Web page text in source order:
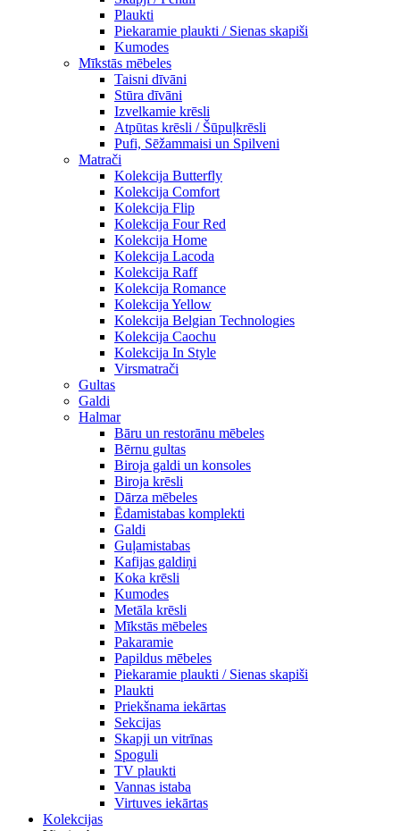
Plaukti
Piekaramie plaukti / Sienas skapiši
Kumodes
Mīkstās mēbeles
Taisni dīvāni
Stūra dīvāni
Izvelkamie krēsli
Atpūtas krēsli / Šūpuļkrēsli
Pufi, Sēžammaisi un Spilveni
Matrači
Kolekcija Butterfly
Kolekcija Comfort
Kolekcija Flip
Kolekcija Four Red
Kolekcija Home
Kolekcija Lacoda
Kolekcija Raff
Kolekcija Romance
Kolekcija Yellow
Kolekcija Belgian Technologies
Kolekcija Caochu
Kolekcija In Style
Virsmatrači
Gultas
Galdi
Halmar
Bāru un restorānu mēbeles
Bērnu gultas
Biroja galdi un konsoles
Biroja krēsli
Dārza mēbeles
Ēdamistabas komplekti
Galdi
Guļamistabas
Kafijas galdiņi
Koka krēsli
Kumodes
Metāla krēsli
Mīkstās mēbeles
Pakaramie
Papildus mēbeles
Piekaramie plaukti / Sienas skapiši
Plaukti
Priekšnama iekārtas
Sekcijas
Skapji un vitrīnas
Spoguli
TV plaukti
Vannas istaba
Virtuves iekārtas
Kolekcijas